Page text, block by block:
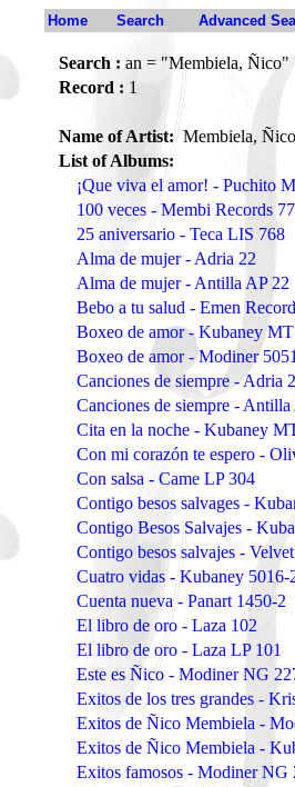
Home Search Advanced
Search : an = "Membiela, Ñico"
Record : 1
Name of Artist:Membiela, Ñico
List of Albums:
¡Que viva el amor! - Puchito
100 veces - Membi Records 77
25 aniversario - Teca LIS 768
Alma de mujer - Adria 22
Alma de mujer - Antilla AP 22
Bebo a tu salud - Emen
Boxeo de amor - Kubaney
Boxeo de amor - Modiner
Canciones de siempre - Adria
Canciones de siempre -
Cita en la noche - Kubaney
Con mi corazón te espero -
Con salsa - Came LP 304
Contigo besos salvages -
Contigo Besos Salvajes -
Contigo besos salvajes -
Cuatro vidas - Kubaney 5016-
Cuenta nueva - Panart 1450-2
El libro de oro - Laza 102
El libro de oro - Laza LP 101
Este es Ñico - Modiner NG
Exitos de los tres grandes -
Exitos de Ñico Membiela -
Exitos de Ñico Membiela -
Exitos famosos - Modiner NG